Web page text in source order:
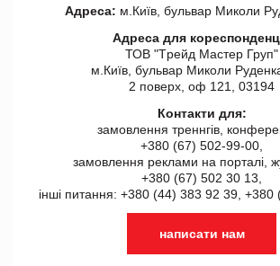
Адреса: м.Київ, бульвар Миколи
Адреса для
ТОВ "Tрейд Мастер Груп"
м.Київ, бульвар Миколи
2 поверх, оф 121, 03194
Контакти для:
замовлення треннгів,
+380 (67) 502-99-00,
замовлення реклами на порталі,
+380 (67) 502 30 13,
інші питання: +380 (44) 383 92 39, +380
написати нам